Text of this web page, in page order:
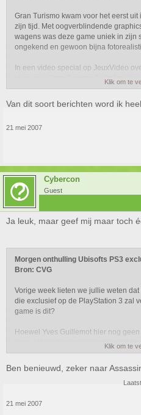
Gran Turismo kwam voor het eerst
zijn tijd. Met oogverblindende
wagens was deze game uniek in zijn
ongekend en gewoon bijna
In een video special op JeuxVideo
view voor Gran Turismo 5: Online
meeste van de footage is Gran
van de video zie je dat er aan een
SL wordt gewerkt. Tevens bevestigd
Driving Simulator, hebben
Simulator staat gepland voor een
Klik om te
Van dit soort berichten word ik
21 mei 2007
Cybercon
Guest
Ja leuk, maar geef mij maar toch
Morgen onthulling Ubisofts PS3
Bron: CVG
Vorige week lieten we jullie weten
die exclusief op de PlayStation 3 zal
game is dit?
Hoewel Yves Guillemot hier nog
erop dat we morgen alsnog een
vraag je? Morgen en overmorgen
plaats, natuurlijk het ideale moment
zonnetje te zetten.
Conviction te zien zullen zijn, dus blijf
Klik om te
Ben benieuwd, zeker naar
21 mei 2007